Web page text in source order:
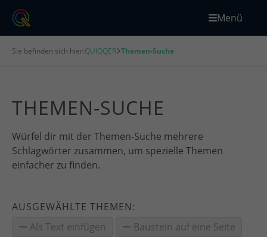
Menü
Sie befinden sich hier:QUIQQER Themen-Suche
THEMEN-SUCHE
Würfel dir mit der Themen-Suche mehrere
Schlagwörter zusammen, um spezielle Themen
einfacher zu finden.
AUSGEWÄHLTE THEMEN:
Als Text einfügen
Baustein auf eine Seite